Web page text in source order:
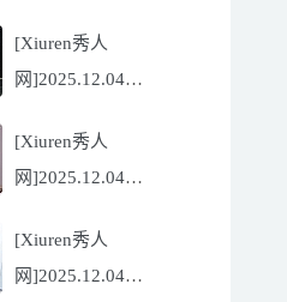
[71P/960.78MB]
[Xiuren秀人
网]2025.12.04
[71P/960.78MB]
[Xiuren秀人
网]2025.12.04
[86P/762.32MB]
[Xiuren秀人
网]2025.12.04